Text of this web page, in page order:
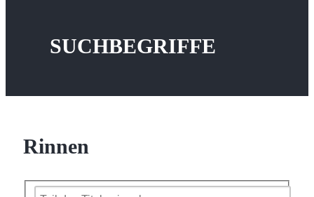
SUCHBEGRIFFE
Rinnen
Teil